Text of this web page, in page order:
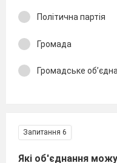
Політична партія
Громада
Громадське
Запитання 6
Які об'єднання